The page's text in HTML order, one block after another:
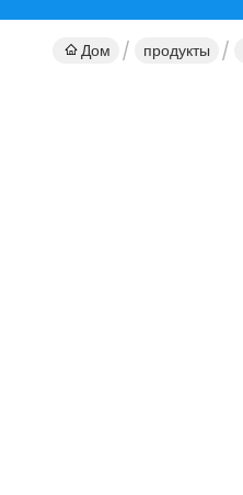
Дом продукты